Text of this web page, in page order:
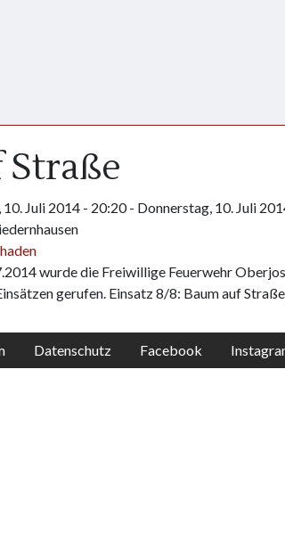
Straße
Juli 2014 - 20:20- Donnerstag, 10. Juli
wurde die Freiwillige Feuerwehr
gerufen. Einsatz 8/8: Baum auf
Datenschutz Facebook